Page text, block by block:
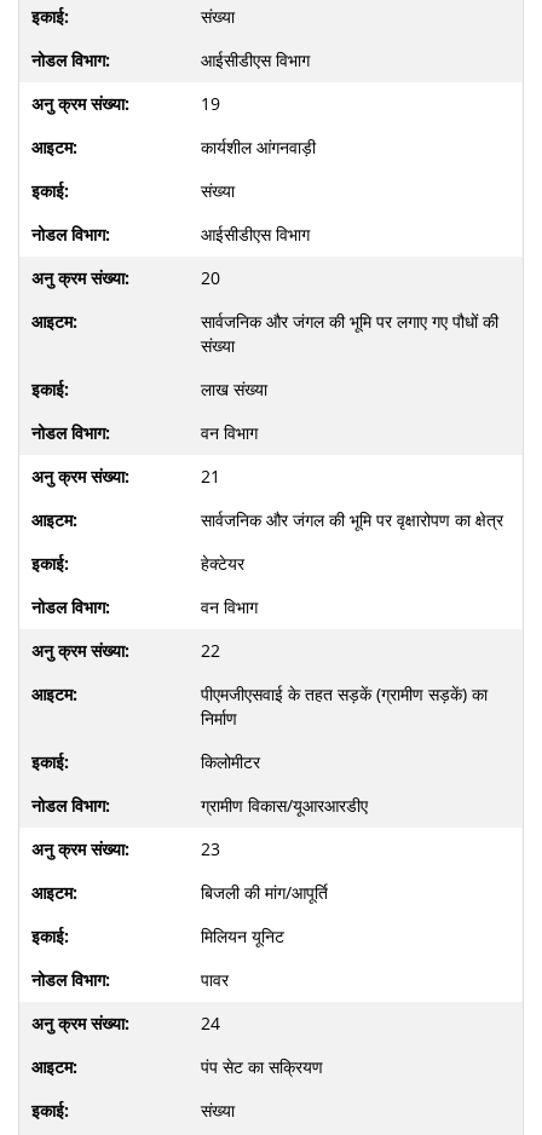
संख्या
आईसीडीएस विभाग
19
कार्यशील आंगनवाड़ी
संख्या
आईसीडीएस विभाग
20
सार्वजनिक और जंगल की भूमि पर लगाए गए पौधों की
संख्या
लाख संख्या
वन विभाग
21
सार्वजनिक और जंगल की भूमि पर वृक्षारोपण का क्षेत्र
हेक्टेयर
वन विभाग
22
पीएमजीएसवाई के तहत सड़कें (ग्रामीण सड़कें) का
निर्माण
किलोमीटर
ग्रामीण विकास/यूआरआरडीए
23
बिजली की मांग/आपूर्ति
मिलियन यूनिट
पावर
24
पंप सेट का सक्रियण
संख्या